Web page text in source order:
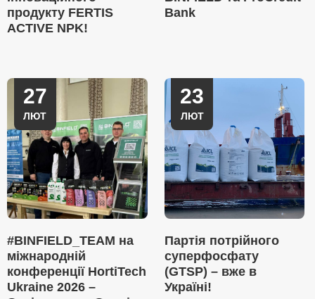
продукту FERTIS
ACTIVE NPK!
Bank
27
ЛЮТ
#BINFIELD_TEAM на
міжнародній
конференції HortiTech
Ukraine 2026 –
23
ЛЮТ
Партія потрійного
суперфосфату
(GTSP) – вже в
Україні!